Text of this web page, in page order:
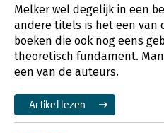
Melker wel degelijk in een
andere titels is het een van
boeken die ook nog eens
theoretisch fundament.
een van de auteurs.
Artikel lezen